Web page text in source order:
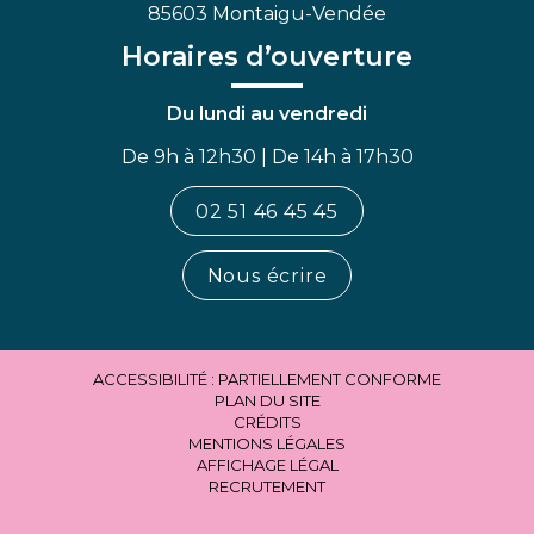
85603 Montaigu-Vendée
Horaires d’ouverture
Du lundi au vendredi
De 9h à 12h30 | De 14h à 17h30
02 51 46 45 45
Nous écrire
ACCESSIBILITÉ : PARTIELLEMENT CONFORME
PLAN DU SITE
CRÉDITS
MENTIONS LÉGALES
AFFICHAGE LÉGAL
RECRUTEMENT